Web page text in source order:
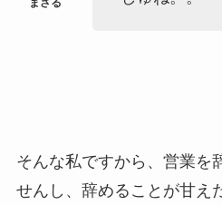
そんな私ですから、営業を
せんし、辞めることが甘え